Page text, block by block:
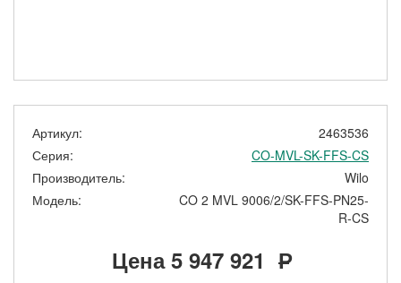
Артикул:
2463536
Серия:
CO-MVL-SK-FFS-CS
Производитель:
Wilo
Модель:
CO 2 MVL 9006/2/SK-FFS-PN25-
R-CS
Цена5 947 921 Р